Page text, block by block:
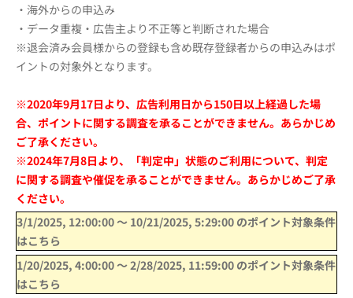
・海外からの申込み
・データ重複・広告主より不正等と判断された場合
※退会済み会員様からの登録も含め既存登録者からの申込みはポ
イントの対象外となります。
※2020年9月17日より、広告利用日から150日以上経過した場
合、ポイントに関する調査を承ることができません。あらかじめ
ご了承ください。
※2024年7月8日より、「判定中」状態のご利用について、判定
に関する調査や催促を承ることができません。あらかじめご了承
ください。
3/1/2025, 12:00:00〜 10/21/2025, 5:29:00 のポイント対象条件
はこちら
1/20/2025, 4:00:00〜 2/28/2025, 11:59:00 のポイント対象条件
はこちら